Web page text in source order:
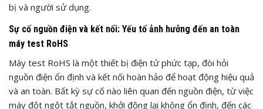
bị và người sử dụng.
Sự cố nguồn điện và kết nối: Yếu tố ảnh hưởng đến an toàn
máy test RoHS
Máy test RoHS là một thiết bị điện tử phức tạp, đòi hỏi
nguồn điện ổn định và kết nối hoàn hảo để hoạt động hiệu quả
và an toàn. Bất kỳ sự cố nào liên quan đến nguồn điện, từ việc
máy đột ngột tắt nguồn, khởi động lại không ổn định, đến các